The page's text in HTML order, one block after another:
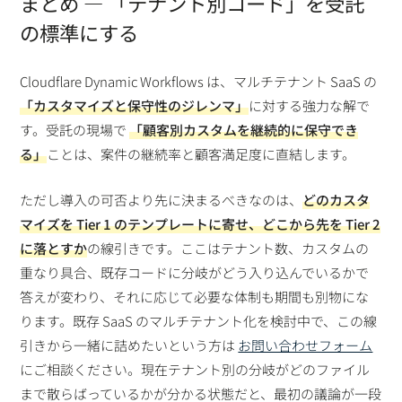
の標準にする
Cloudflare Dynamic Workflows は、マルチテナント SaaS の
「カスタマイズと保守性のジレンマ」に対する強力な解で
す。受託の現場で「顧客別カスタムを継続的に保守でき
る」ことは、案件の継続率と顧客満足度に直結します。
ただし導入の可否より先に決まるべきなのは、どのカスタ
マイズを Tier 1 のテンプレートに寄せ、どこから先を Tier 2
に落とすかの線引きです。ここはテナント数、カスタムの
重なり具合、既存コードに分岐がどう入り込んでいるかで
答えが変わり、それに応じて必要な体制も期間も別物にな
ります。既存 SaaS のマルチテナント化を検討中で、この線
引きから一緒に詰めたいという方は お問い合わせフォーム
にご相談ください。現在テナント別の分岐がどのファイル
まで散らばっているかが分かる状態だと、最初の議論が一段